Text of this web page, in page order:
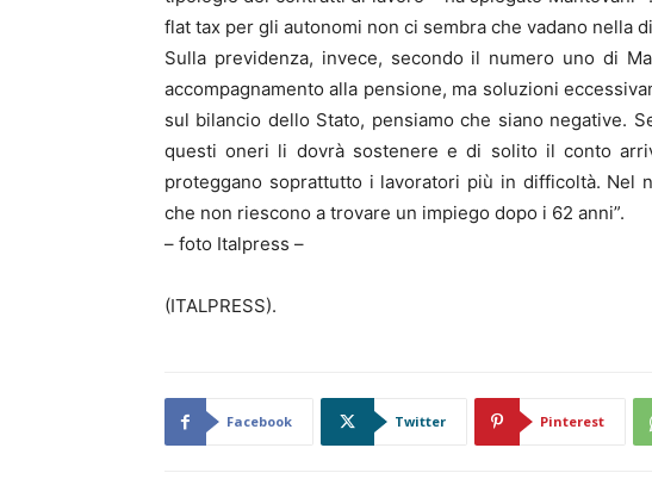
flat tax per gli autonomi non ci sembra che vadano nella
Sulla previdenza, invece, secondo il numero uno di
accompagnamento alla pensione, ma soluzioni
sul bilancio dello Stato, pensiamo che siano negative.
questi oneri li dovrà sostenere e di solito il conto
proteggano soprattutto i lavoratori più in difficoltà. Nel
che non riescono a trovare un impiego dopo i 62 anni”.
– foto Italpress –
(ITALPRESS).
Facebook Twitter Pinterest